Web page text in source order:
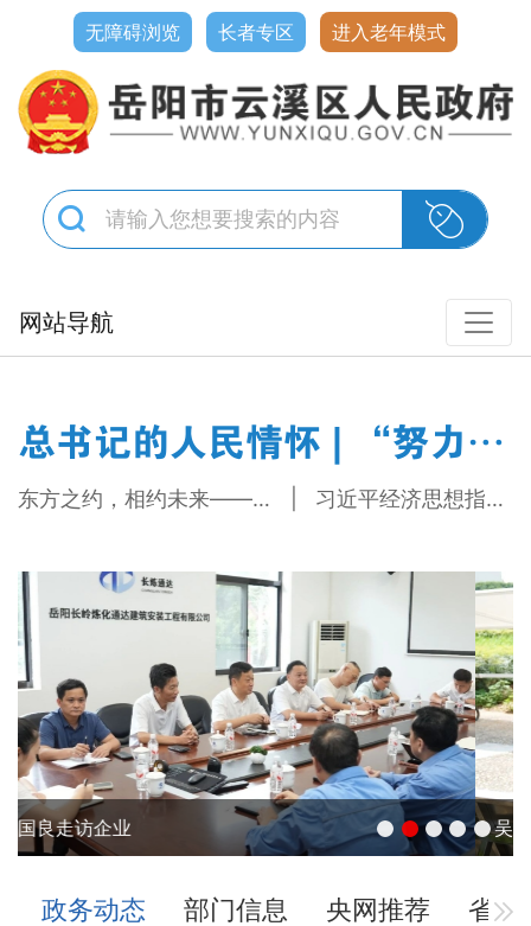
无障碍浏览 长者专区 进入老年模式
网站导航
总书记的人民情怀 | “努力提升粮食能源资源安全保障能力”
东方之约，相约未来——中国元首外交的世界情怀与大国气派 习近平经济思想指引中国经济高质量发展行稳致远
政务动态 部门信息 央网推荐 省网